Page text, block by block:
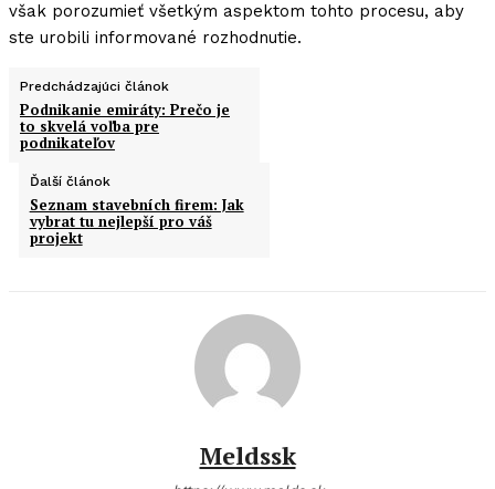
však porozumieť všetkým aspektom tohto procesu, aby
ste urobili informované rozhodnutie.
Predchádzajúci článok
Podnikanie emiráty: Prečo je
to skvelá voľba pre
podnikateľov
Ďalší článok
Seznam stavebních firem: Jak
vybrat tu nejlepší pro váš
projekt
Meldssk